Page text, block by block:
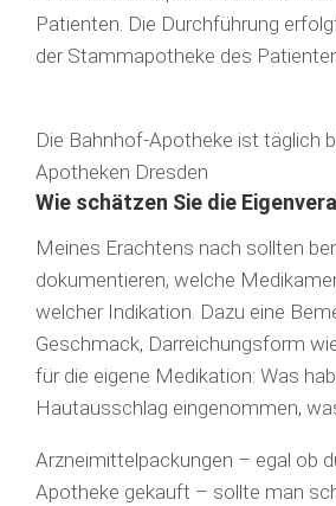
Patienten. Die Durchführung
der Stammapotheke des
Die Bahnhof-Apotheke ist täglich
Apotheken Dresden
Wie schätzen Sie die
Meines Erachtens nach sollten
dokumentieren, welche
welcher Indikation. Dazu eine
Geschmack, Darreichungsform
für die eigene Medikation: Was
Hautausschlag eingenommen,
Arzneimittelpackungen – egal ob
Apotheke gekauft – sollte man